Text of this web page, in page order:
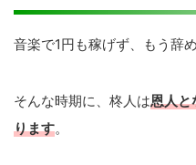
音楽で1円も稼げず、もう辞
そんな時期に、柊人は恩人と
ります。